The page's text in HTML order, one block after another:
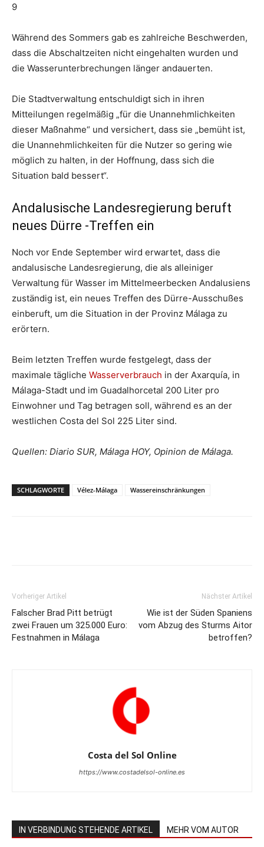
9
Während des Sommers gab es zahlreiche Beschwerden,
dass die Abschaltzeiten nicht eingehalten wurden und
die Wasserunterbrechungen länger andauerten.
Die Stadtverwaltung entschuldigt sich in ihren
Mitteilungen regelmäßig „für die Unannehmlichkeiten
dieser Maßnahme“ und versichert, dass sie „bemüht ist,
die Unannehmlichkeiten für die Nutzer so gering wie
möglich zu halten, in der Hoffnung, dass sich die
Situation bald bessert“.
Andalusische Landesregierung beruft
neues Dürre -Treffen ein
Noch vor Ende September wird erwartet, dass die
andalusische Landesregierung, die als alleiniger
Verwaltung für Wasser im Mittelmeerbecken Andalusiens
zuständig ist, ein neues Treffen des Dürre-Ausschußes
einberuft, um die Situation in der Provinz Málaga zu
erörtern.
Beim letzten Treffen wurde festgelegt, dass der
maximale tägliche Wasserverbrauch in der Axarquía, in
Málaga-Stadt und im Guadalhorcetal 200 Liter pro
Einwohner und Tag betragen soll, während es an der
westlichen Costa del Sol 225 Liter sind.
Quellen: Diario SUR, Málaga HOY, Opinion de Málaga.
SCHLAGWORTE Vélez-Málaga Wassereinschränkungen
Vorheriger Artikel
Falscher Brad Pitt betrügt
zwei Frauen um 325.000 Euro:
Festnahmen in Málaga
Nächster Artikel
Wie ist der Süden Spaniens
vom Abzug des Sturms Aitor
betroffen?
Costa del Sol Online
https://www.costadelsol-online.es
IN VERBINDUNG STEHENDE ARTIKEL MEHR VOM AUTOR